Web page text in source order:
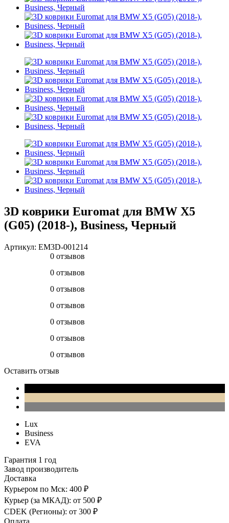
3D коврики Euromat для BMW X5
(G05) (2018-), Business, Черный
Артикул: EM3D-001214
0 отзывов
0 отзывов
0 отзывов
0 отзывов
0 отзывов
0 отзывов
0 отзывов
Оставить отзыв
Lux
Business
EVA
Гарантия 1 год
Завод производитель
Доставка
Курьером по Мск: 400 ₽
Курьер (за МКАД): от 500 ₽
CDEK (Регионы): от 300 ₽
Оплата